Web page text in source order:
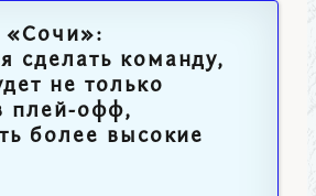
«Сочи»:
сделать команду,
не только
плей-офф,
более высокие